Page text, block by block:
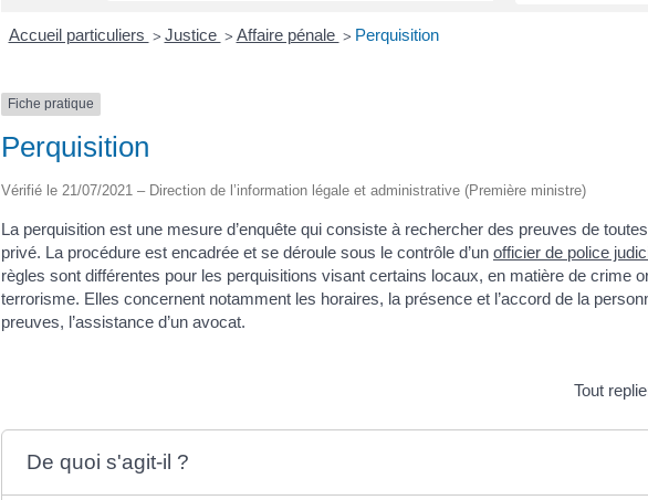
Accueil particuliers > Justice > Affaire pénale > Perquisition
Fiche pratique
Perquisition
Vérifié le 21/07/2021 – Direction de l’information légale et administrative (Première ministre)
La perquisition est une mesure d’enquête qui consiste à rechercher des preuves de
privé. La procédure est encadrée et se déroule sous le contrôle d’un officier de police
règles sont différentes pour les perquisitions visant certains locaux, en matière de crime
terrorisme. Elles concernent notamment les horaires, la présence et l’accord de la
preuves, l’assistance d’un avocat.
Tout
De quoi s'agit-il ?